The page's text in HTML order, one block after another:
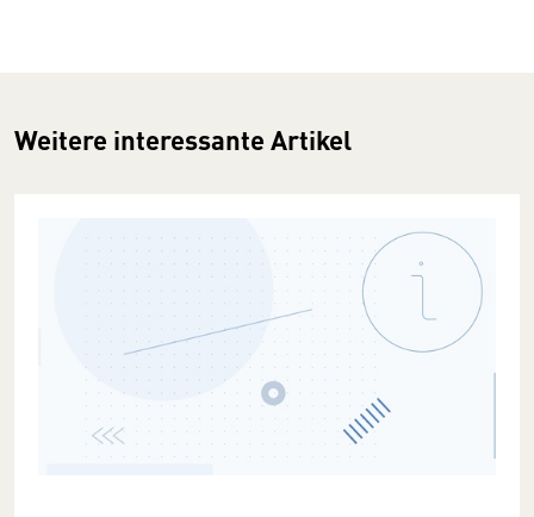
Weitere interessante Artikel